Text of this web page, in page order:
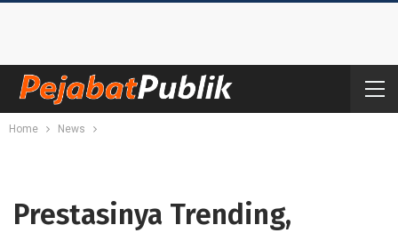
Home News
Prestasinya Trending,